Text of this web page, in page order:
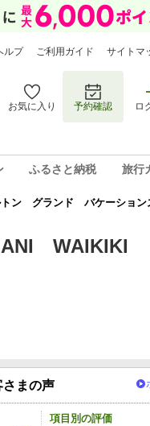
ルプ ご利用ガイド サイトマ
お気に入り 予約確認 ロ
ふるさと納税 旅行
ン グランド バケーショ
WAIKIKI
まの声
項目別の評価